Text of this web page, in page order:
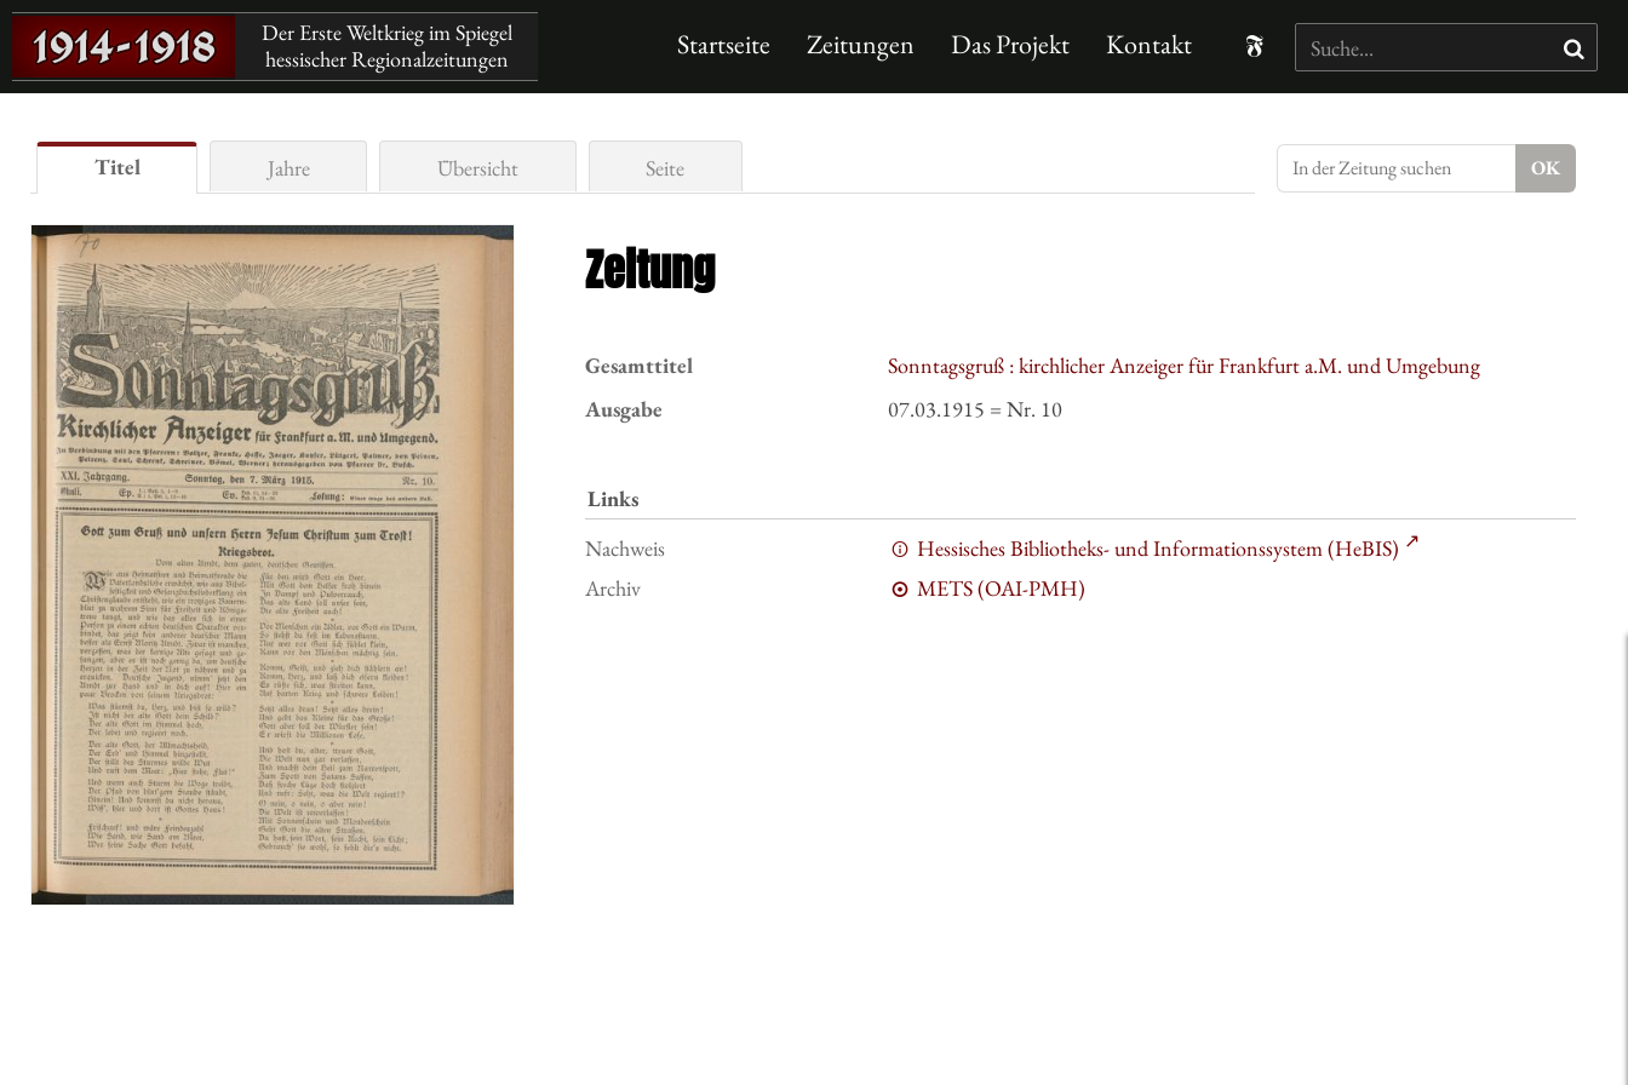
Der Erste Weltkrieg im Spiegel
hessischer Regionalzeitungen
Startseite Zeitungen Das Projekt Kontakt
Titel Jahre Übersicht Seite
Zeitung
Gesamttitel
Sonntagsgruß : kirchlicher Anzeiger für Frankfurt a.M. und Umgebung
Ausgabe
07.03.1915 = Nr. 10
Links
Nachweis
Hessisches Bibliotheks- und Informationssystem (HeBIS)
Archiv
METS (OAI-PMH)